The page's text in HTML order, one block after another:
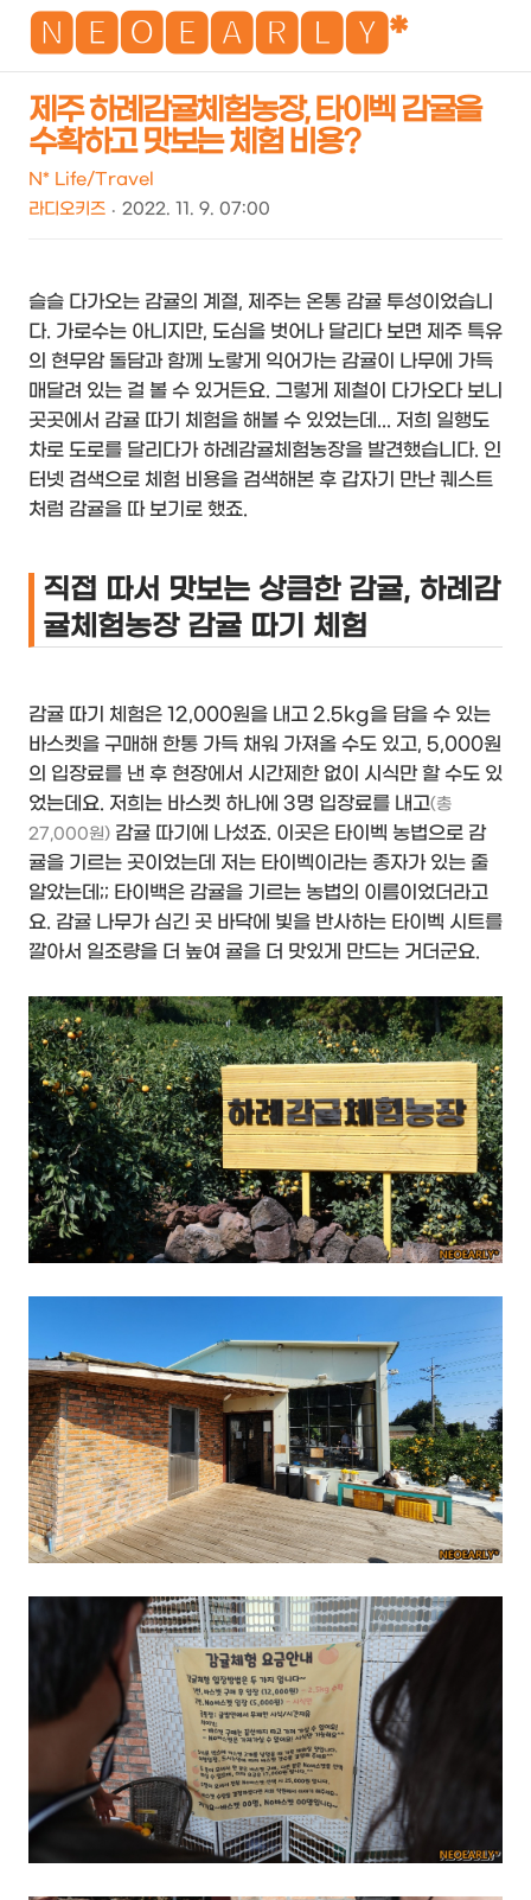
🅽🅴🅾🅴🅰🆁🅻🆈*
제주 하례감귤체험농장, 타이벡 감귤을
수확하고 맛보는 체험 비용?
N* Life/Travel
라디오키즈
2022. 11. 9. 07:00
슬슬 다가오는 감귤의 계절, 제주는 온통 감귤 투성이었습니
다. 가로수는 아니지만, 도심을 벗어나 달리다 보면 제주 특유
의 현무암 돌담과 함께 노랗게 익어가는 감귤이 나무에 가득
매달려 있는 걸 볼 수 있거든요. 그렇게 제철이 다가오다 보니
곳곳에서 감귤 따기 체험을 해볼 수 있었는데... 저희 일행도
차로 도로를 달리다가 하례감귤체험농장을 발견했습니다. 인
터넷 검색으로 체험 비용을 검색해본 후 갑자기 만난 퀘스트
처럼 감귤을 따 보기로 했죠.
직접 따서 맛보는 상큼한 감귤, 하례감
귤체험농장 감귤 따기 체험
감귤 따기 체험은 12,000원을 내고 2.5kg을 담을 수 있는
바스켓을 구매해 한통 가득 채워 가져올 수도 있고, 5,000원
의 입장료를 낸 후 현장에서 시간제한 없이 시식만 할 수도 있
었는데요. 저희는 바스켓 하나에 3명 입장료를 내고(총
27,000원) 감귤 따기에 나섰죠. 이곳은 타이벡 농법으로 감
귤을 기르는 곳이었는데 저는 타이벡이라는 종자가 있는 줄
알았는데;; 타이백은 감귤을 기르는 농법의 이름이었더라고
요. 감귤 나무가 심긴 곳 바닥에 빛을 반사하는 타이벡 시트를
깔아서 일조량을 더 높여 귤을 더 맛있게 만드는 거더군요.